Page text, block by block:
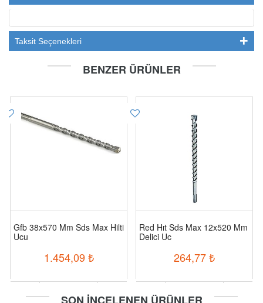
Taksit Seçenekleri
BENZER ÜRÜNLER
Gfb 38x570 Mm Sds Max Hilti
Ucu
1.454,09₺
Red Hıt Sds Max 12x520 Mm
Delici Uc
264,77₺